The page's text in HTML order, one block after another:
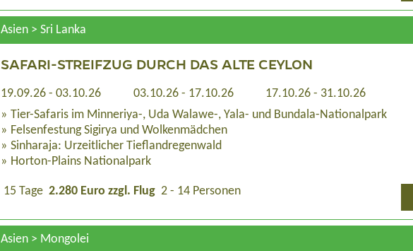
Asien > Sri Lanka
SAFARI-STREIFZUG DURCH DAS ALTE CEYLON
19.09.26 - 03.10.26 03.10.26 - 17.10.26 17.10.26 - 31.10.26
Tier-Safaris im Minneriya-, Uda Walawe-, Yala- und Bundala-Nationalpark
Felsenfestung Sigirya und Wolkenmädchen
Sinharaja: Urzeitlicher Tieflandregenwald
Horton-Plains Nationalpark
15 Tage 2.280 Euro zzgl. Flug 2 - 14 Personen
Asien > Mongolei